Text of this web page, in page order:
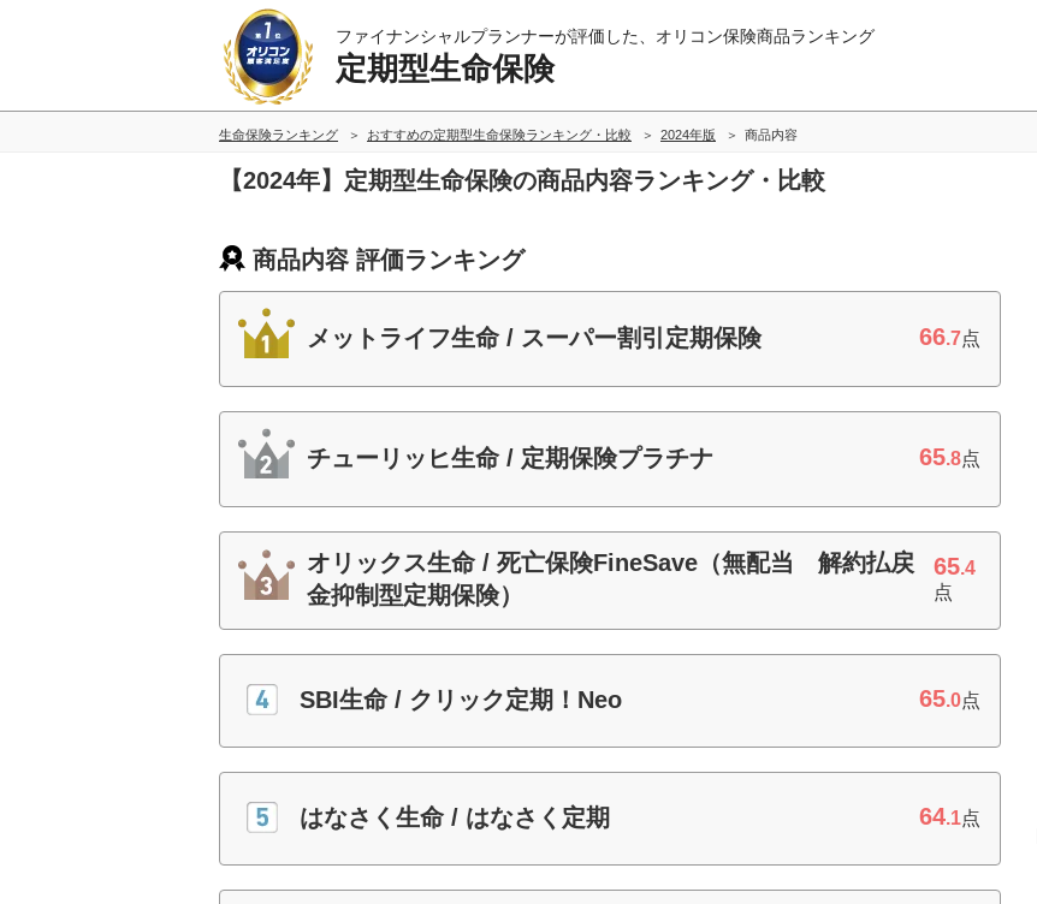
ファイナンシャルプランナーが評価した、オリコン保険商品ランキング
定期型生命保険
生命保険ランキング おすすめの定期型生命保険ランキング・比較 2024年版 商品内容
【2024年】定期型生命保険の商品内容ランキング・比較
商品内容 評価ランキング
メットライフ生命 / スーパー割引定期保険 66.7点
チューリッヒ生命 / 定期保険プラチナ 65.8点
オリックス生命 / 死亡保険FineSave（無配当 解約払戻
金抑制型定期保険）
65.4
点
SBI生命 / クリック定期！Neo 65.0点
はなさく生命 / はなさく定期 64.1点